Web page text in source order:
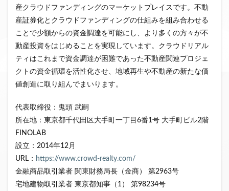
産クラウドファンディングのマーケットプレイスです。不動
産証券化とクラウドファンディングの仕組みを組み合わせる
ことで少額からの資金調達を可能にし、より多くの方々が不
動産投資をはじめることを実現しています。クラウドリアル
ティはこれまで資金調達が困難であった不動産関連プロジェ
クトの資金循環を活性化させ、地域再生や不動産の新たな価
値創造に取り組んでまいります。
代表取締役：鬼頭 武嗣
所在地：東京都千代田区大手町一丁目6番1号 大手町ビル2階
FINOLAB
設立：2014年12月
URL： https://www.crowd-realty.com/
金融商品取引業者 関東財務局長（金商） 第2963号
宅地建物取引業者 東京都知事（1） 第98234号